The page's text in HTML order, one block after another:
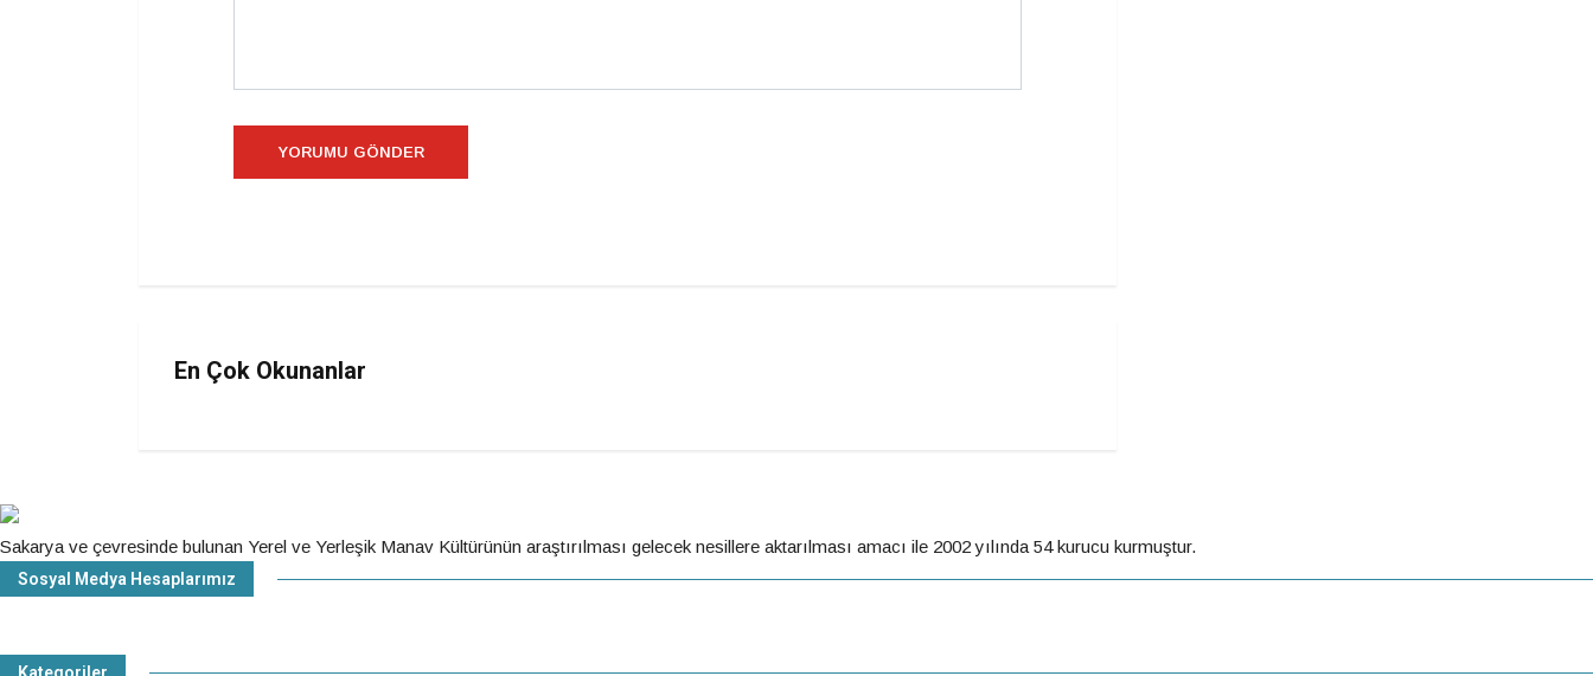
En Çok Okunanlar
Sakarya ve çevresinde bulunan Yerel ve Yerleşik Manav Kültürünün araştırılması gelecek nesillere aktarılması amacı ile 2002 yılında 54 kurucu kurmuştur.
Sosyal Medya Hesaplarımız